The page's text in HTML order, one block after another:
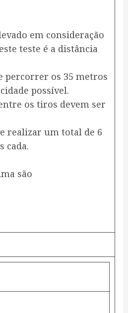
em consideração
teste é a distância
percorrer os 35 metros
possível.
os tiros devem ser
realizar um total de 6
cada.
são